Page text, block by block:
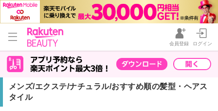
会員登録 ログイン
メンズ/エクステ/ナチュラル/おすすめ順の髪型・ヘアス
タイル